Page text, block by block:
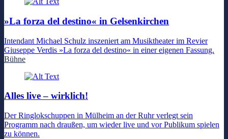
»La forza del destino« in Gelsenkirchen
Intendant Michael Schulz inszeniert am Musiktheater im Revier
Giuseppe Verdis »La forza del destino« in einer eigenen Fassung.
Bühne
Alles live – wirklich!
Der Ringlokschuppen in Mülheim an der Ruhr verlegt sein
Programm nach draußen, um wieder live und vor Publikum spielen
zu können.